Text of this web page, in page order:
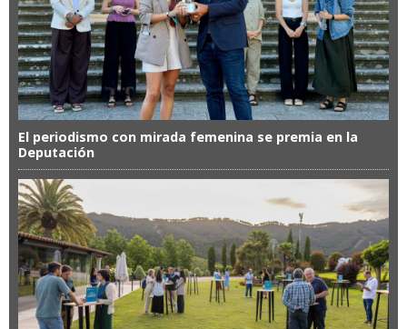
El periodismo con mirada femenina se premia en la
Deputación